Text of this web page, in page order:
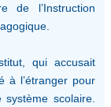
de l’Instruction
qui accusait
à l’étranger pour
scolaire.